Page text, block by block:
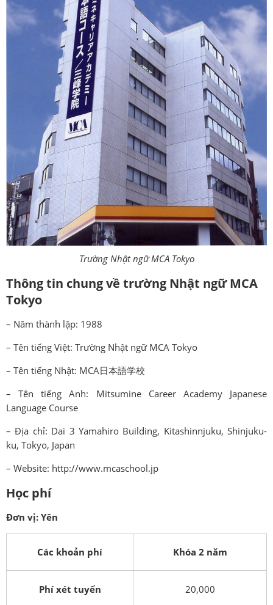
Trường Nhật ngữ MCA Tokyo
Thông tin chung về trường Nhật ngữ MCA
Tokyo
– Năm thành lập: 1988
– Tên tiếng Việt: Trường Nhật ngữ MCA Tokyo
– Tên tiếng Nhật: MCA日本語学校
– Tên tiếng Anh: Mitsumine Career Academy Japanese
Language Course
– Địa chỉ: Dai 3 Yamahiro Building, Kitashinnjuku, Shinjuku-
ku, Tokyo, Japan
– Website: http://www.mcaschool.jp
Học phí
Đơn vị: Yên
Các khoản phí Khóa 2 năm
Phí xét tuyển 20,000